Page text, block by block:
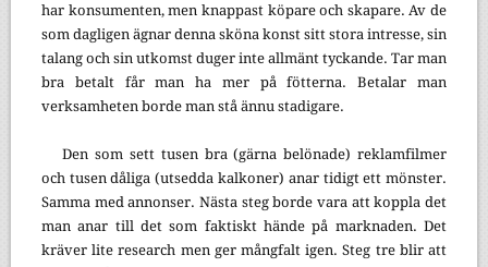
har konsumenten, men knappast köpare och skapare. Av de
som dagligen ägnar denna sköna konst sitt stora intresse, sin
talang och sin utkomst duger inte allmänt tyckande. Tar man
bra betalt får man ha mer på fötterna. Betalar man
verksamheten borde man stå ännu stadigare.
Den som sett tusen bra (gärna belönade) reklamfilmer
och tusen dåliga (utsedda kalkoner) anar tidigt ett mönster.
Samma med annonser. Nästa steg borde vara att koppla det
man anar till det som faktiskt hände på marknaden. Det
kräver lite research men ger mångfalt igen. Steg tre blir att